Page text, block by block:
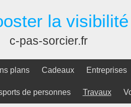
la
c-pas-sorcier.fr
plans Cadeaux Entreprises
de personnes Travaux